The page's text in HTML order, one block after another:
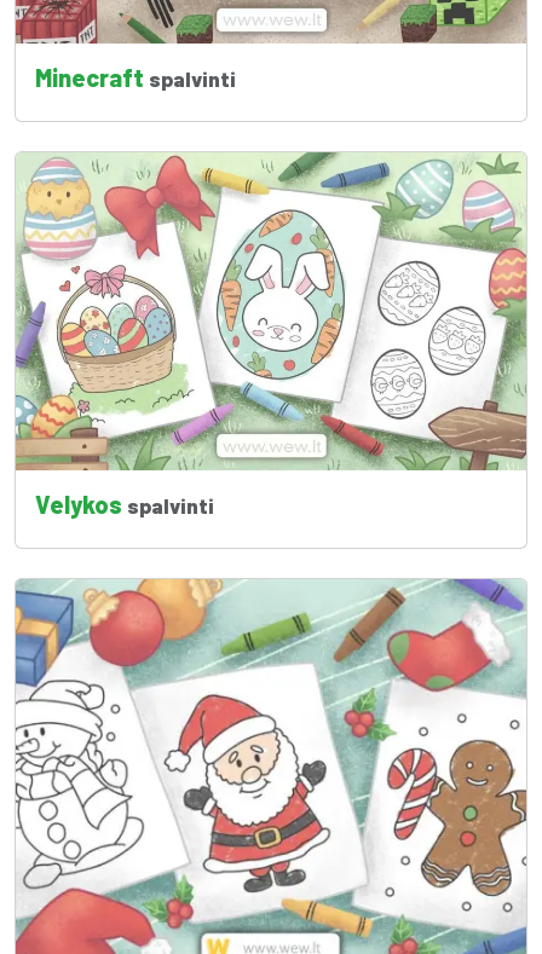
Minecraft spalvinti
Velykos spalvinti